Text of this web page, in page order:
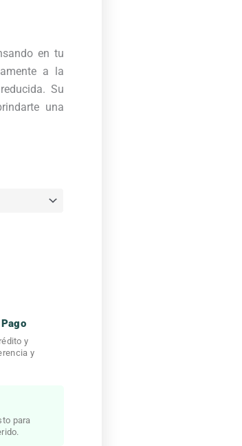
en tu
a la
Su
una
y
y
para